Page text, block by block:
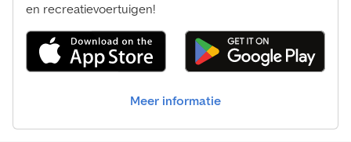
en recreatievoertuigen!
Meer informatie